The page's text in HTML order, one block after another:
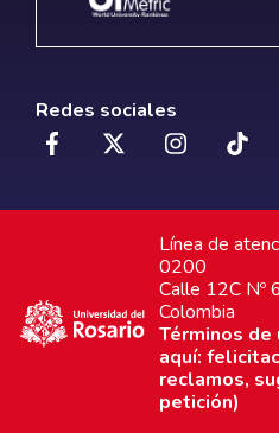
Redes sociales
Línea de
0200
Calle 12C Nº
Colombia
Términos de
aquí:
reclamos,
petición)